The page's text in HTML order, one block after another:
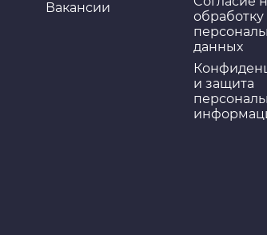
Вакансии
обработку
данных
и защита